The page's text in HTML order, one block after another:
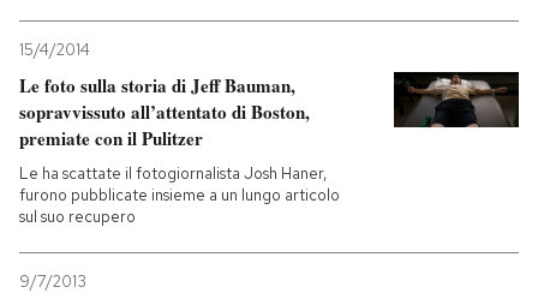
Economia
Altrecose
PODCAST
NEWSLETTER
15/4/2014
Le foto sulla storia di Jeff Bauman,
sopravvissuto all’attentato di Boston,
premiate con il Pulitzer
Le ha scattate il fotogiornalista Josh Haner,
furono pubblicate insieme a un lungo articolo
sul suo recupero
9/7/2013